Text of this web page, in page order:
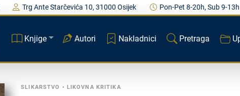
Trg Ante Starčevića 10, 31000 Osijek Pon-Pet 8-20h, Sub 9-13h
Knjige Autori Nakladnici Pretraga
SLIKARSTVO • LIKOVNA KRITIKA